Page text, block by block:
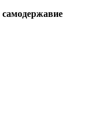
самодержавие